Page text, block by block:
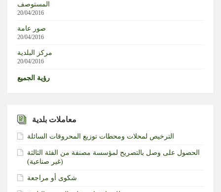
وول ستريت جورنال: “مفاوضات روما” لن تسفر عن شيء
المستوصف
20/04/2016
صور عامة
20/04/2016
مركز البلدية
20/04/2016
رؤية الجميع
معاملات بلدية
الترخيص لمحلات ومحطات توزيع المحروقات السائلة
الحصول على وصل بالتصريح لمؤسسة مصنفة من الفئة الثالثة
(غير صناعية)‏
شكوى أو مراجعة